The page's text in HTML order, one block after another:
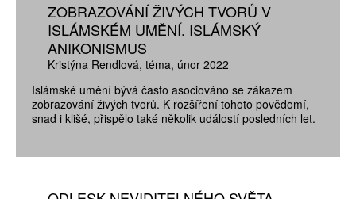
ZOBRAZOVÁNÍ ŽIVÝCH TVORŮ V
ISLÁMSKÉM UMĚNÍ. ISLÁMSKÝ
ANIKONISMUS
Kristýna Rendlová téma únor 2022
Islámské umění bývá často asociováno se zákazem
zobrazování živých tvorů. K rozšíření tohoto povědomí,
snad i klišé, přispělo také několik událostí posledních let.